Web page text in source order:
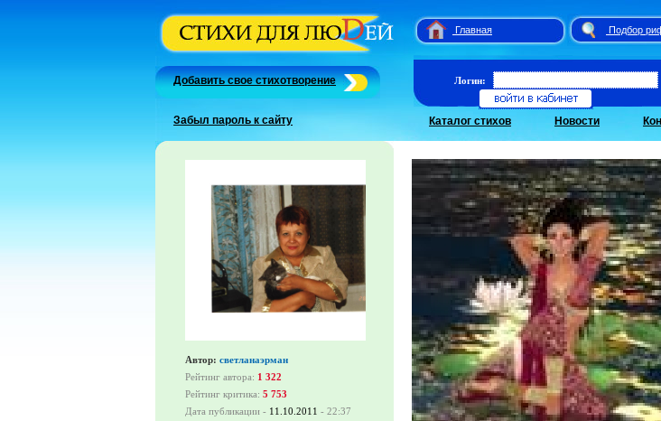
Главная Подбор
Добавить свое стихотворение
Забыл пароль к сайту
Логин:
Каталог стихов Новости
Автор: светланаэрман
Рейтинг автора: 1 322
Рейтинг критика: 5 753
Дата публикации - 11.10.2011 - 22:37